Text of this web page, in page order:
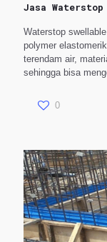
Jasa
Waterstop
polymer
terendam air,
sehingga bisa
0